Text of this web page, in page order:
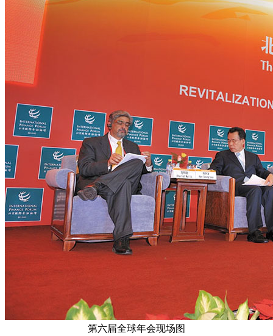
第六届全球年会现场图